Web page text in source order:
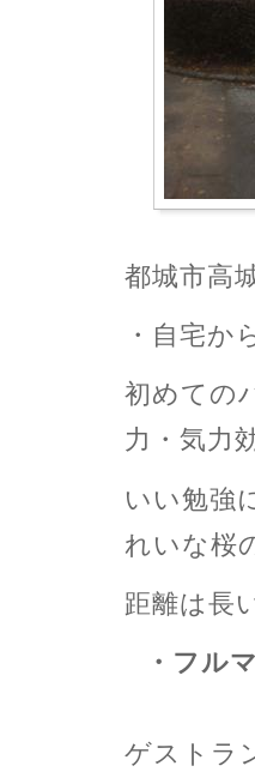
都城市高
・自宅か
初めての
力・気力
いい勉強
れいな桜
距離は長
・フル
ゲストラ